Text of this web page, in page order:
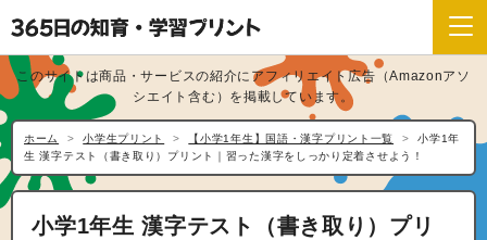
このサイトは商品・サービスの紹介にアフィリエイト広告（Amazonアソ
シエイト含む）を掲載しています。
ホーム 小学生プリント 【小学1年生】国語・漢字プリント一覧
小学1年
生 漢字テスト（書き取り）プリント｜習った漢字をしっかり定着させよう！
小学1年生 漢字テスト（書き取り）プリ